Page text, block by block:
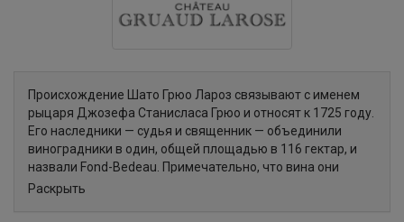
Происхождение Шато Грюо Лароз связывают с именем
рыцаря Джозефа Станисласа Грюо и относят к 1725 году.
Его наследники — судья и священник — объединили
виноградники в один, общей площадью в 116 гектар, и
назвали Fond-Bedeau. Примечательно, что вина они
выпускали в виде двух отдельных кюве — аббат Грюо и
Раскрыть